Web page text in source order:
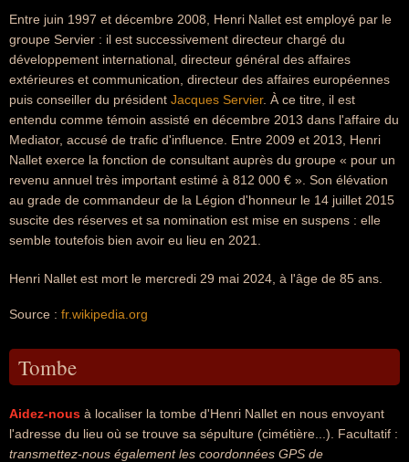
Entre juin 1997 et décembre 2008, Henri Nallet est employé par le
groupe Servier : il est successivement directeur chargé du
développement international, directeur général des affaires
extérieures et communication, directeur des affaires européennes
puis conseiller du président Jacques Servier. À ce titre, il est
entendu comme témoin assisté en décembre 2013 dans l'affaire du
Mediator, accusé de trafic d'influence. Entre 2009 et 2013, Henri
Nallet exerce la fonction de consultant auprès du groupe « pour un
revenu annuel très important estimé à 812 000 € ». Son élévation
au grade de commandeur de la Légion d'honneur le 14 juillet 2015
suscite des réserves et sa nomination est mise en suspens : elle
semble toutefois bien avoir eu lieu en 2021.
Henri Nallet est mort le mercredi 29 mai 2024, à l'âge de 85 ans.
Source : fr.wikipedia.org
Tombe
Aidez-nous à localiser la tombe d'Henri Nallet en nous envoyant
l'adresse du lieu où se trouve sa sépulture (cimétière...). Facultatif :
transmettez-nous également les coordonnées GPS de